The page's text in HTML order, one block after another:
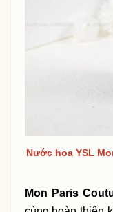
Nước hoa YSL
Mon Paris